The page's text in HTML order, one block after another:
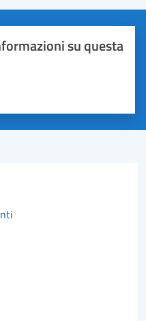
su questa
5